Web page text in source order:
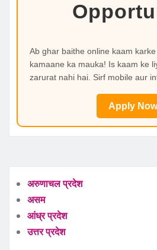
Ab ghar baithe online kaam
kamaane ka mauka! Is kaam ke
zarurat nahi hai. Sirf mobile aur
Apply Now
अरुणाचल प्रदेश
असम
आंध्र प्रदेश
उत्तर प्रदेश